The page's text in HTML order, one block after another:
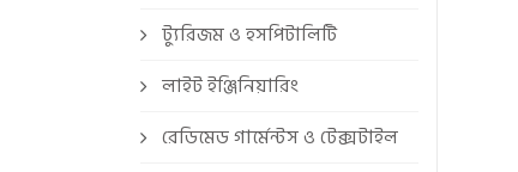
ট্যুরিজম ও হসপিটালিটি
লাইট ইঞ্জিনিয়ারিং
রেডিমেড গার্মেন্টস ও টেক্সটাইল